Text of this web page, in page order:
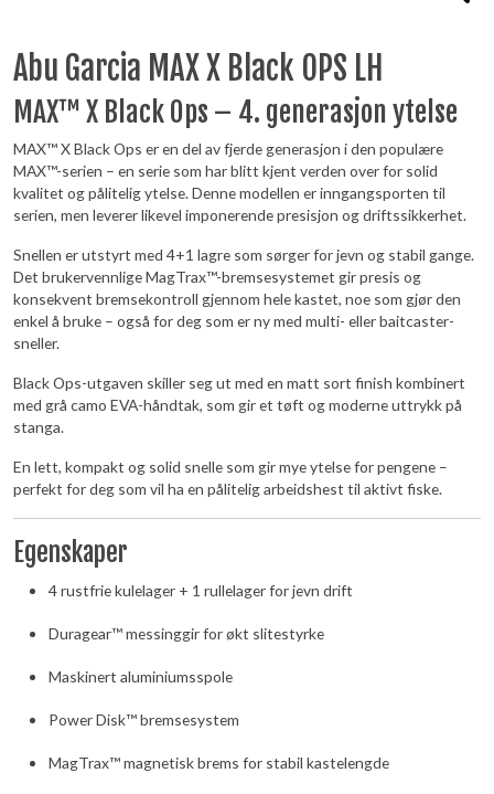
Abu Garcia MAX X Black OPS LH
MAX™ X Black Ops – 4. generasjon ytelse
MAX™ X Black Ops er en del av fjerde generasjon i den populære
MAX™-serien – en serie som har blitt kjent verden over for solid
kvalitet og pålitelig ytelse. Denne modellen er inngangsporten til
serien, men leverer likevel imponerende presisjon og driftssikkerhet.
Snellen er utstyrt med 4+1 lagre som sørger for jevn og stabil gange.
Det brukervennlige MagTrax™-bremsesystemet gir presis og
konsekvent bremsekontroll gjennom hele kastet, noe som gjør den
enkel å bruke – også for deg som er ny med multi- eller baitcaster-
sneller.
Black Ops-utgaven skiller seg ut med en matt sort finish kombinert
med grå camo EVA-håndtak, som gir et tøft og moderne uttrykk på
stanga.
En lett, kompakt og solid snelle som gir mye ytelse for pengene –
perfekt for deg som vil ha en pålitelig arbeidshest til aktivt fiske.
Egenskaper
4 rustfrie kulelager + 1 rullelager for jevn drift
Duragear™ messinggir for økt slitestyrke
Maskinert aluminiumsspole
Power Disk™ bremsesystem
MagTrax™ magnetisk brems for stabil kastelengde